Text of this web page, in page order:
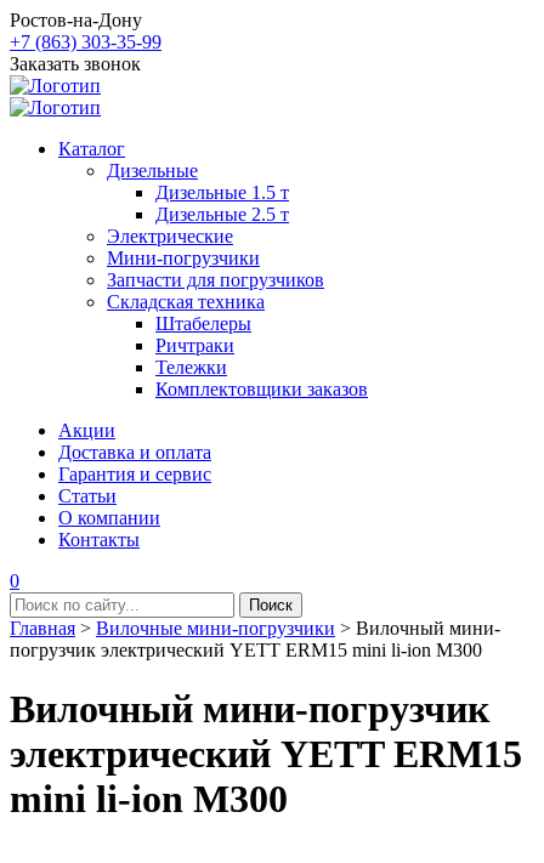
Ростов-на-Дону
+7 (863) 303-35-99
Заказать звонок
Каталог
Дизельные
Дизельные 1.5 т
Дизельные 2.5 т
Электрические
Мини-погрузчики
Запчасти для погрузчиков
Складская техника
Штабелеры
Ричтраки
Тележки
Комплектовщики заказов
Акции
Доставка и оплата
Гарантия и сервис
Статьи
О компании
Контакты
0
Главная > Вилочные мини-погрузчики > Вилочный мини-
погрузчик электрический YETT ERM15 mini li-ion M300
Вилочный мини-погрузчик
электрический YETT ERM15
mini li-ion M300